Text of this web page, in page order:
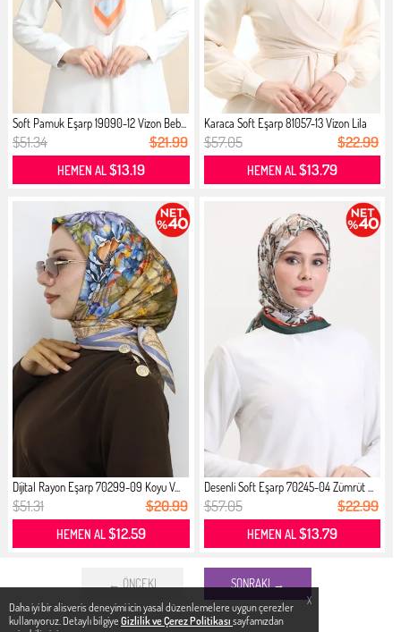
X
Daha iyi bir alisveris deneyimi icin yasal düzenlemelere uygun çerezler
kullanıyoruz. Detaylı bilgiye Gizlilik ve Çerez Politikası sayfamızdan
Soft Pamuk Eşarp 19090-12 Vizon Beb...
$51.34 $21.99
HEMEN AL$13.19
Karaca Soft Eşarp 81057-13 Vizon Lila
$57.05 $22.99
HEMEN AL$13.79
Dijital Rayon Eşarp 70299-09 Koyu V...
$51.31 $20.99
HEMEN AL$12.59
Desenli Soft Eşarp 70245-04 Zümrüt ...
$57.05 $22.99
HEMEN AL$13.79
← ÖNCEKI SONRAKI →